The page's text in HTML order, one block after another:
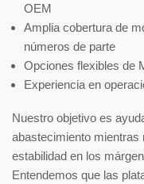
OEM
Amplia cobertura de
números de parte
Opciones flexibles de
Experiencia en
Nuestro objetivo es
abastecimiento
estabilidad en los
Entendemos que las